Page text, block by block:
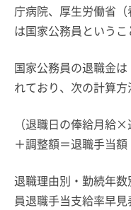
庁病院、厚生労働省
は国家公務員というこ
国家公務員の退職金
れており、次の計算方
（退職日の俸給月給
＋調整額＝退職手当額
退職理由別・勤続年
員退職手当支給率早見